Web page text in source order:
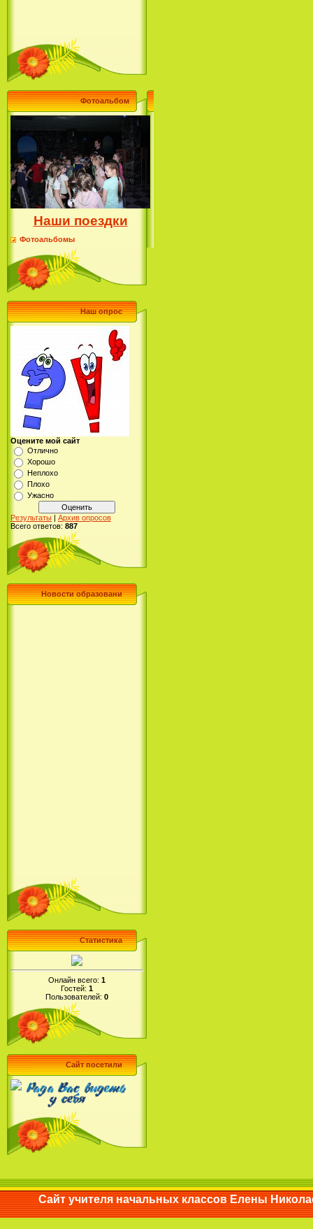
Фотоальбом
Наши поездки
Фотоальбомы
Наш опрос
Оцените мой сайт
Отлично
Хорошо
Неплохо
Плохо
Ужасно
Результаты | Архив опросов
Всего ответов: 887
Новости образовани
Статистика
Онлайн всего: 1
Гостей: 1
Пользователей: 0
Сайт посетили
Сайт учителя начальных классов Елены